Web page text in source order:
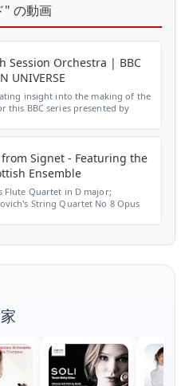
" の動画
Session Orchestra | BBC
UNIVERSE
insight into the making of the
this BBC series presented by
Signet - Featuring the
Ensemble
Flute Quartet in D major;
String Quartet No 8 Opus